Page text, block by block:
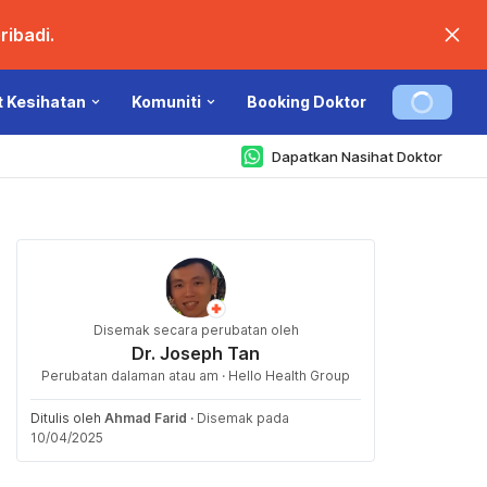
Kesihatan Komuniti Booking Doktor
Dapatkan Nasihat Doktor
Disemak secara perubatan oleh
Dr. Joseph Tan
Perubatan dalaman atau am · Hello Health Group
Ditulis oleh Ahmad Farid · Disemak pada
10/04/2025